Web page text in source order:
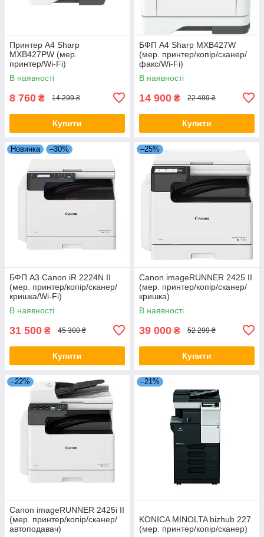
Принтер А4 Sharp
MXB427PW (мер.
принтер/Wi-Fi)
В наявності
8 760 ₴ 14 299 ₴
Купити
БФП А4 Sharp MXB427W
(мер. принтер/копір/сканер/
факс/Wi-Fi)
В наявності
14 900 ₴ 22 499 ₴
Купити
Новинка –30%
БФП A3 Canon iR 2224N II
(мер. принтер/копір/сканер/
кришка/Wi-Fi)
В наявності
31 500 ₴ 45 300 ₴
Купити
–25%
Canon imageRUNNER 2425 II
(мер. принтер/копір/сканер/
кришка)
В наявності
39 000 ₴ 52 299 ₴
Купити
–22%
Canon imageRUNNER 2425i II
(мер. принтер/копір/сканер/
автоподавач)
–21%
KONICA MINOLTA bizhub 227
(мер. принтер/копір/сканер)